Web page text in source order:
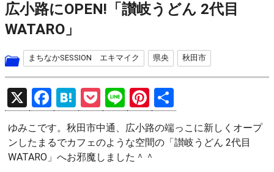
広小路にOPEN!「讃岐うどん 2代目
WATARO」
まちなかSESSION エキマイク 県央 秋田市
X
F
a
ce
b
H
at
e
n
P
o
ck
et
Li
n
e
Pi
nt
er
es
有
ゆみこです。秋田市中通、広小路の端っこに新しくオープ
ンしたまるでカフェのような空間の「讃岐うどん 2代目
WATARO」へお邪魔しました＾＾